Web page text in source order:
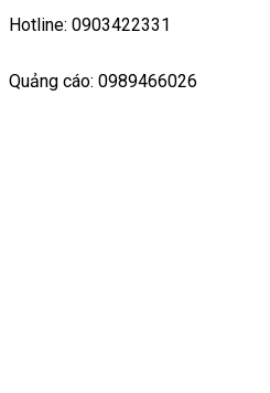
Hotline: 0903422331
Quảng cáo: 0989466026